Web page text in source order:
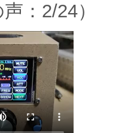
：2/24）